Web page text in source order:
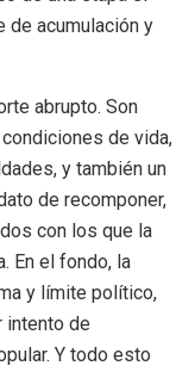
de acumulación y
abrupto. Son
de vida,
y también un
de recomponer,
con los que la
En el fondo, la
y límite político,
intento de
Y todo esto